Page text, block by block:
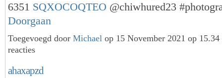
6351 SQXOCOQTEO @chiwhured23
Doorgaan
Toegevoegd door Michael op 15 November 2021 op
reacties
ahaxapzd